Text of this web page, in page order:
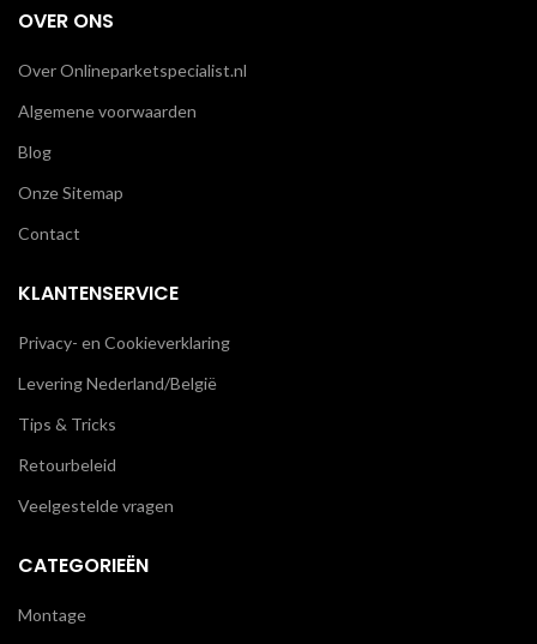
OVER ONS
Over Onlineparketspecialist.nl
Algemene voorwaarden
Blog
Onze Sitemap
Contact
KLANTENSERVICE
Privacy- en Cookieverklaring
Levering Nederland/België
Tips & Tricks
Retourbeleid
Veelgestelde vragen
CATEGORIEËN
Montage